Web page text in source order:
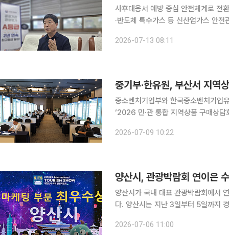
사후대응서 예방 중심 안전체계로 전
·반도체 특수가스 등 신산업가스 안전관리 확대 [편집자 주] 에너지 전환과 첨
반도체 특수가스, 도시가스 수소 혼입
2026-07-13 08:11
중기부·한유원, 부산서 지
중소벤처기업부와 한국중소벤처기업
‘2026 민·관 통합 지역상품 구매상담회’를 개최한다
다. 상담회에는 카카오, 롯데온, 오
2026-07-09 10:22
양산시, 관광박람회 연이은
양산시가 국내 대표 관광박람회에서
다. 양산시는 지난 3일부터 5일까지 경기도 고양시 킨텍스에서 열린 '제11회 대한민국국제관광박람
2026-07-06 11:00